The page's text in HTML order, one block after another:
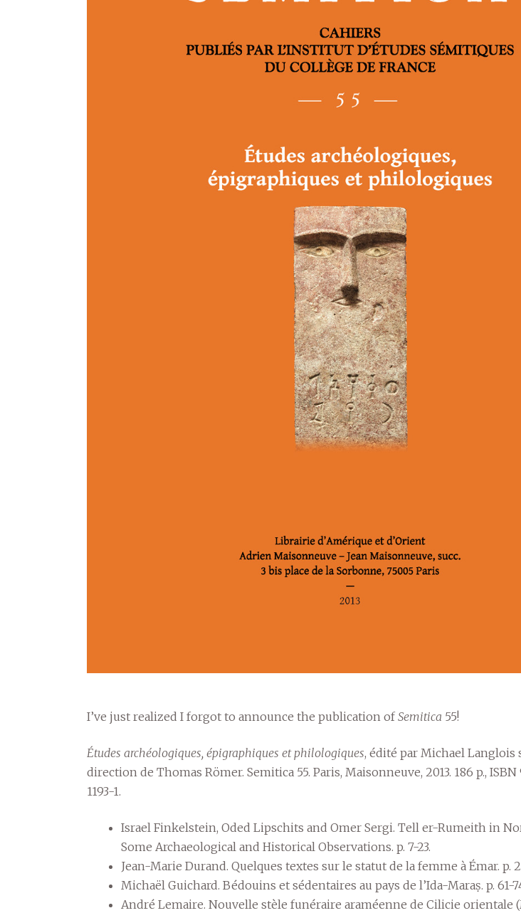
I’ve just realized I forgot to announce the publication ofSemitica 55!
Études archéologiques, épigraphiques et philologiques, édité par Michael Langlois
direction de Thomas Römer. Semitica 55. Paris, Maisonneuve, 2013. 186 p.,
1193-1.
Israel Finkelstein, Oded Lipschits and Omer Sergi. Tell er-Rumeith in
Some Archaeological and Historical Observations. p. 7-23.
Jean-Marie Durand. Quelques textes sur le statut de la femme à Émar. p.
Michaël Guichard. Bédouins et sédentaires au pays de l’Ida-Maraṣ. p. 61-
André Lemaire. Nouvelle stèle funéraire araméenne de Cilicie orientale